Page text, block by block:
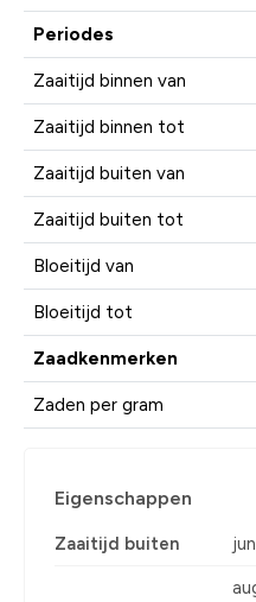
Periodes
Zaaitijd binnen van
Zaaitijd binnen tot
Zaaitijd buiten van
Zaaitijd buiten tot
Bloeitijd van
Bloeitijd tot
Zaadkenmerken
Zaden per gram
Eigenschappen
Zaaitijd buiten